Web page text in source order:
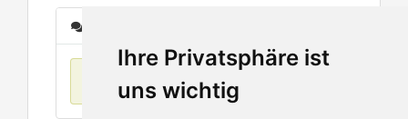
Ihre Privatsphäre ist
uns wichtig